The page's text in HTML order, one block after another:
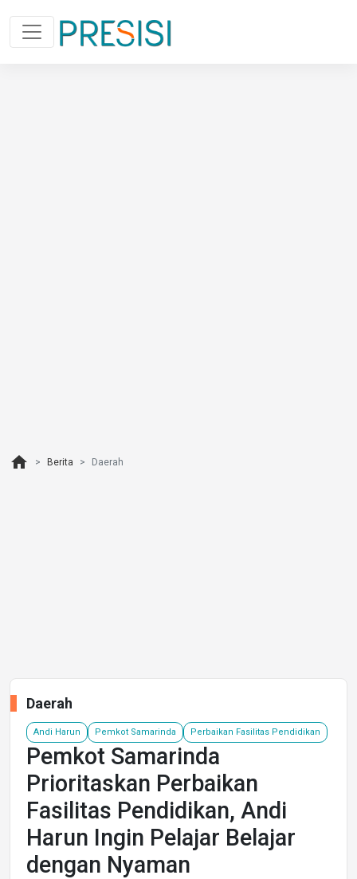
home Berita Daerah
Daerah
Andi Harun Pemkot Samarinda Perbaikan Fasilitas Pendidikan
Pemkot Samarinda
Prioritaskan Perbaikan
Fasilitas Pendidikan, Andi
Harun Ingin Pelajar Belajar
dengan Nyaman